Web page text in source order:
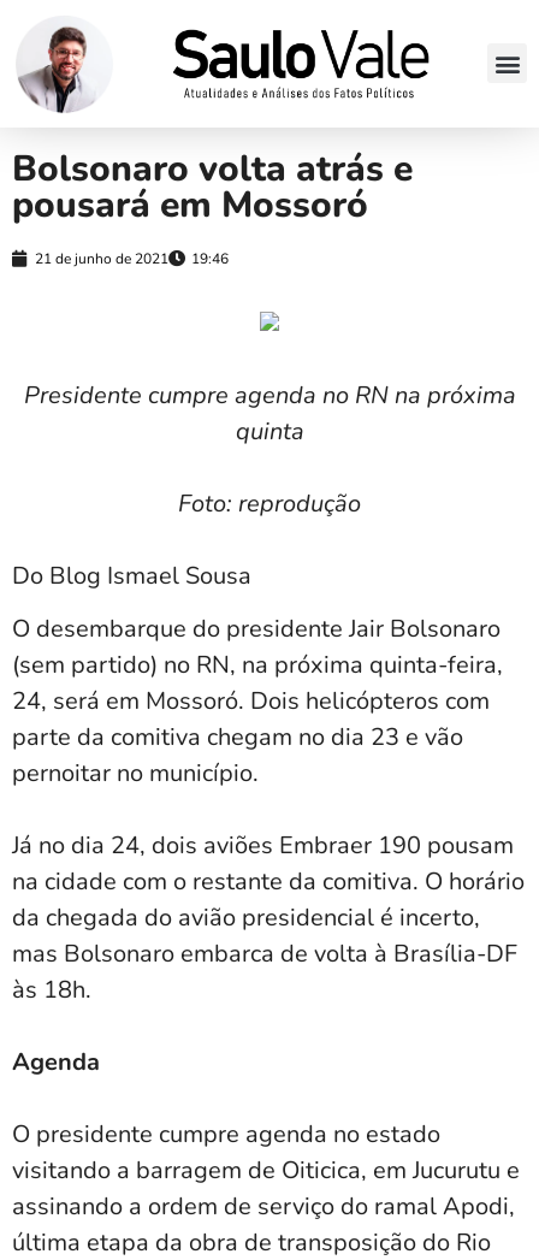
Bolsonaro volta atrás e
pousará em Mossoró
21 de junho de 2021 19:46
Presidente cumpre agenda no RN na próxima
quinta
Foto: reprodução
Do Blog Ismael Sousa
O desembarque do presidente Jair Bolsonaro
(sem partido) no RN, na próxima quinta-feira,
24, será em Mossoró. Dois helicópteros com
parte da comitiva chegam no dia 23 e vão
pernoitar no município.
Já no dia 24, dois aviões Embraer 190 pousam
na cidade com o restante da comitiva. O horário
da chegada do avião presidencial é incerto,
mas Bolsonaro embarca de volta à Brasília-DF
às 18h.
Agenda
O presidente cumpre agenda no estado
visitando a barragem de Oiticica, em Jucurutu e
assinando a ordem de serviço do ramal Apodi,
última etapa da obra de transposição do Rio